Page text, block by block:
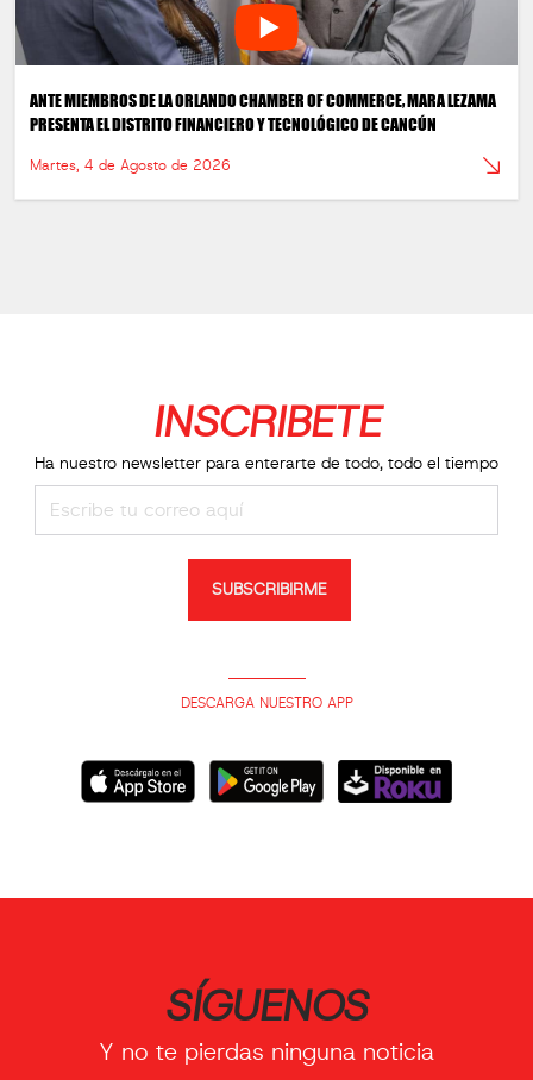
ANTE MIEMBROS DE LA ORLANDO CHAMBER OF COMMERCE, MARA LEZAMA
PRESENTA EL DISTRITO FINANCIERO Y TECNOLÓGICO DE CANCÚN
Martes, 4 de Agosto de 2026
INSCRIBETE
Ha nuestro newsletter para enterarte de todo, todo el tiempo
SUBSCRIBIRME
DESCARGA NUESTRO APP
SÍGUENOS
Y no te pierdas ninguna noticia